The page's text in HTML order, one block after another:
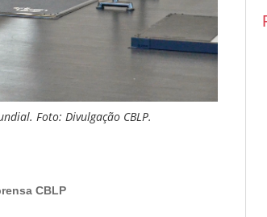
Foto: Divulgação CBLP.
CBLP